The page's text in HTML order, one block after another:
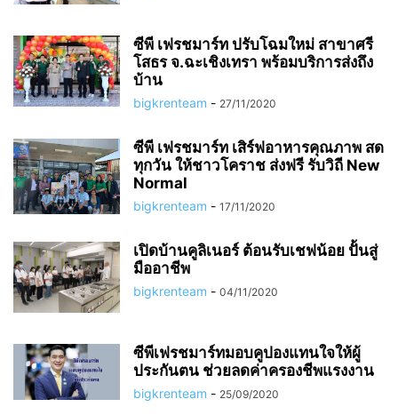
ซีพี เฟรชมาร์ท ปรับโฉมใหม่ สาขาศรี
โสธร จ.ฉะเชิงเทรา พร้อมบริการส่งถึง
บ้าน
bigkrenteam - 27/11/2020
ซีพี เฟรชมาร์ท เสิร์ฟอาหารคุณภาพ สด
ทุกวัน ให้ชาวโคราช ส่งฟรี รับวิถี New
Normal
bigkrenteam - 17/11/2020
เปิดบ้านคูลิเนอร์ ต้อนรับเชฟน้อย ปั้นสู่
มืออาชีพ
bigkrenteam - 04/11/2020
ซีพีเฟรชมาร์ทมอบคูปองแทนใจให้ผู้
ประกันตน ช่วยลดค่าครองชีพแรงงาน
bigkrenteam - 25/09/2020